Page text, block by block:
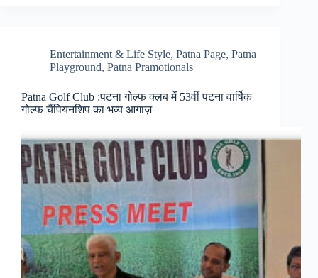
Entertainment & Life Style, Patna Page, Patna
Playground, Patna Pramotionals
Patna Golf Club :पटना गोल्फ क्लब में 53वीं पटना वार्षिक
गोल्फ चैंपियनशिप का भव्य आगाज़